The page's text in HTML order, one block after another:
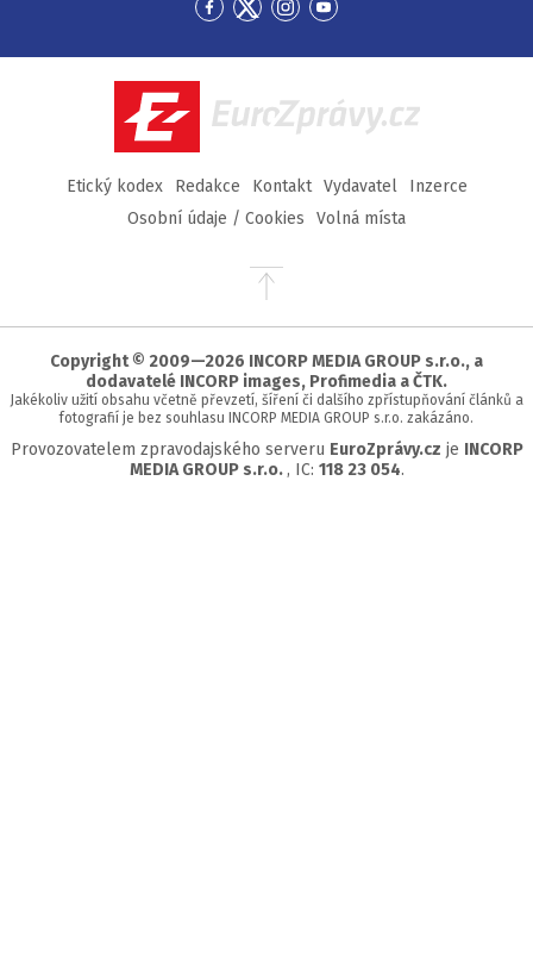
Přejít
Facebook
Přejít
Twitter
Přejít
Instagram
Přejít
YouTube
EuroZprávy.cz
Etický kodex Redakce Kontakt Vydavatel
Inzerce
Osobní údaje / Cookies
Volná místa
Přejít
stránky
Copyright © 2009—2026 INCORP MEDIA GROUP s.r.o., a
dodavatelé INCORP images, Profimedia a ČTK.
Jakékoliv užití obsahu včetně převzetí, šíření či dalšího zpřístupňování článků a
fotografií je bez souhlasu INCORP MEDIA GROUP s.r.o. zakázáno.
Provozovatelem zpravodajského serveru EuroZprávy.cz je INCORP
MEDIA GROUP s.r.o. , IC: 118 23 054.